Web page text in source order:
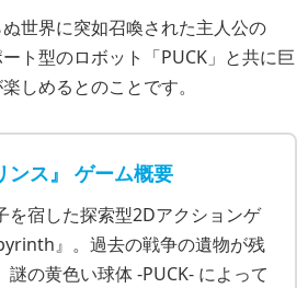
世界に突如召喚された主人公の
ート型のロボット「PUCK」と共に巨
しめるとのことです。
ンス』 ゲーム概要
を宿した探索型2Dアクションゲ
』。過去の戦争の遺物が残
謎の黄色い球体 -PUCK- によって